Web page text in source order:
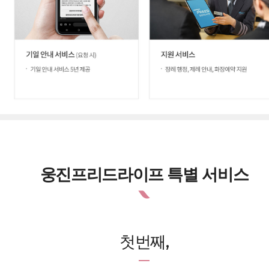
웅진프리드라이프 특별 서비스
첫번째,